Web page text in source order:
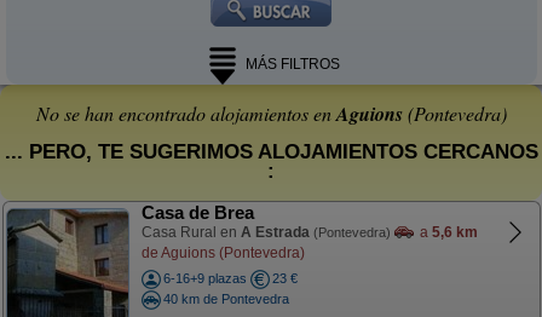
MÁS FILTROS
No se han encontrado alojamientos enAguions(Pontevedra)
... PERO, TE SUGERIMOS ALOJAMIENTOS CERCANOS
:
Casa de Brea
Casa Rural en A Estrada (Pontevedra) a 5,6 km
de Aguions (Pontevedra)
6-16+9 plazas
23 €
40 km de Pontevedra